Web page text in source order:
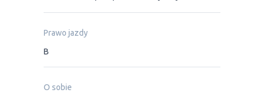
Prawo jazdy
B
O sobie